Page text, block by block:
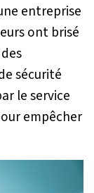
entreprise
ont brisé
sécurité
le service
empêcher